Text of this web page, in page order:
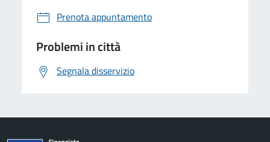
Prenota appuntamento
Problemi in città
Segnala disservizio